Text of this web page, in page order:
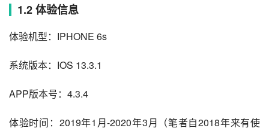
1.2 体验信息
体验机型：IPHONE 6s
系统版本：IOS 13.3.1
APP版本号：4.3.4
体验时间：2019年1月-2020年3月（笔者自2018年来有使